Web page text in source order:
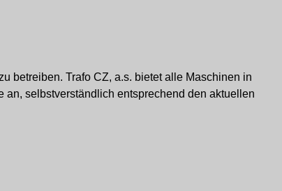
betreiben. Trafo CZ, a.s. bietet alle Maschinen in
an, selbstverständlich entsprechend den aktuellen